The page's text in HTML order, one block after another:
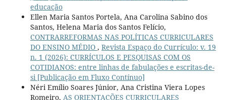
educação
Ellen Maria Santos Portela, Ana Carolina Sabino dos
Santos, Helena Maria dos Santos Felício,
CONTRARREFORMAS NAS POLÍTICAS CURRICULARES
DO ENSINO MÉDIO , Revista Espaço do Currículo: v. 19
n. 1 (2026): CURRÍCULOS E PESQUISAS COM OS
COTIDIANOS: entre linhas de fabulações e escritas-de-
si [Publicação em Fluxo Contínuo]
Néri Emílio Soares Júnior, Ana Cristina Viera Lopes
Romeiro, AS ORIENTAÇÕES CURRICULARES